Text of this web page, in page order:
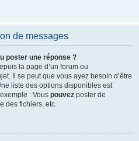
de messages
poster une réponse ?
la page d’un forum ou
Il se peut que vous ayez besoin d’être
liste des options disponibles est
: Vous pouvez poster de
des fichiers, etc.